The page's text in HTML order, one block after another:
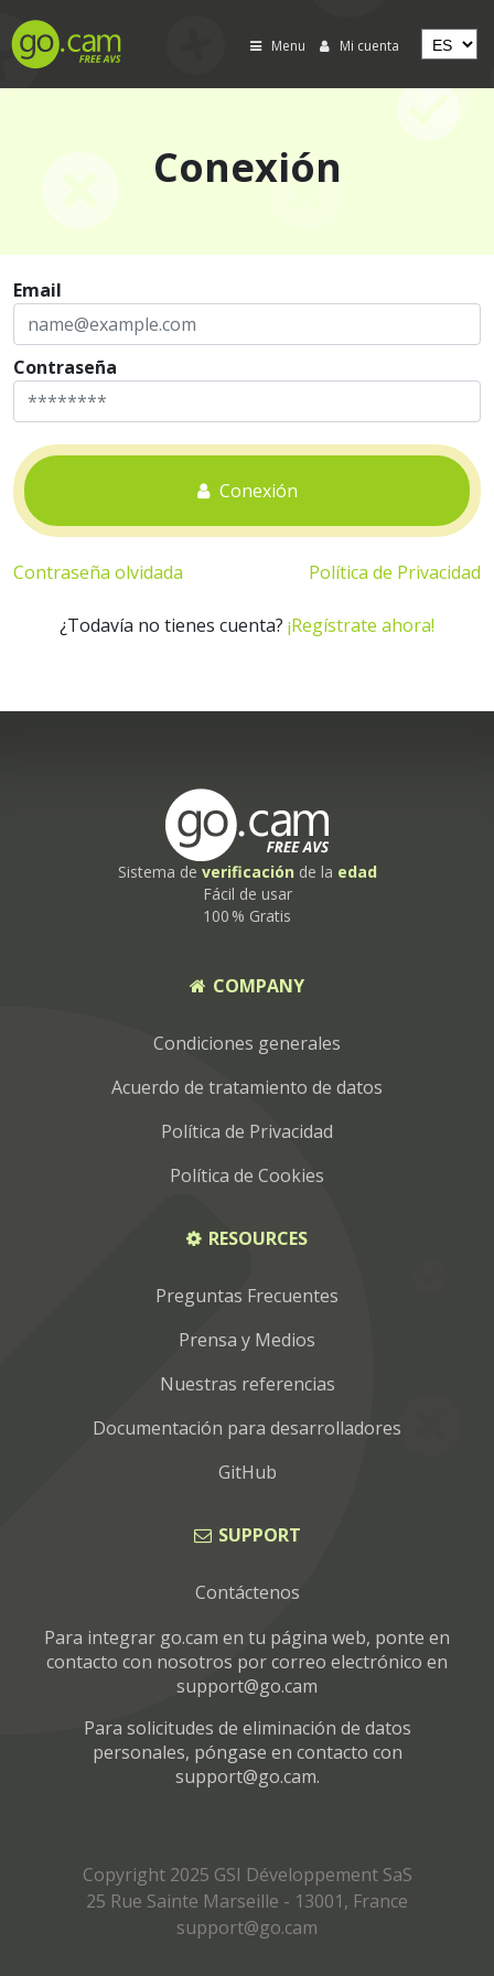
Menu Mi cuenta
Conexión
Email
Contraseña
Conexión
Contraseña olvidada Política de Privacidad
¿Todavía no tienes cuenta? ¡Regístrate ahora!
Sistema de verificación de la edad
Fácil de usar
100 % Gratis
COMPANY
Condiciones generales
Acuerdo de tratamiento de datos
Política de Privacidad
Política de Cookies
RESOURCES
Preguntas Frecuentes
Prensa y Medios
Nuestras referencias
Documentación para desarrolladores
GitHub
SUPPORT
Contáctenos
Para integrar go.cam en tu página web, ponte en
contacto con nosotros por correo electrónico en
Para solicitudes de eliminación de datos
personales, póngase en contacto con
.
Copyright 2025 GSI Développement SaS